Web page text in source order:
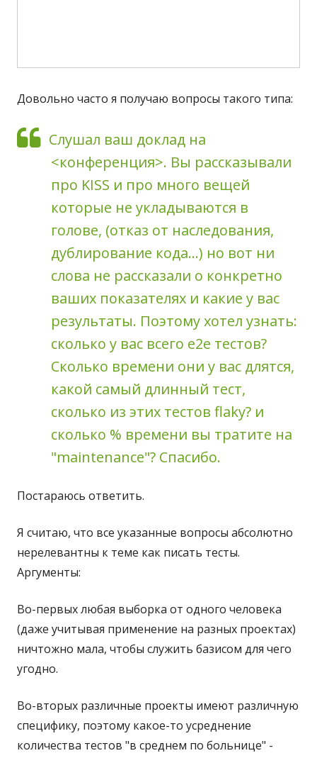
Довольно часто я получаю вопросы такого типа:
Слушал ваш доклад на
<конференция>. Вы рассказывали
про KISS и про много вещей
которые не укладываются в
голове, (отказ от наследования,
дублирование кода...) но вот ни
слова не рассказали о конкретно
ваших показателях и какие у вас
результаты. Поэтому хотел узнать:
сколько у вас всего e2e тестов?
Сколько времени они у вас длятся,
какой самый длинный тест,
сколько из этих тестов flaky? и
сколько % времени вы тратите на
"maintenance"? Спасибо.
Постараюсь ответить.
Я считаю, что все указанные вопросы абсолютно
нерелевантны к теме как писать тесты.
Аргументы:
Во-первых любая выборка от одного человека
(даже учитывая применение на разных проектах)
ничтожно мала, чтобы служить базисом для чего
угодно.
Во-вторых различные проекты имеют различную
специфику, поэтому какое-то усреднение
количества тестов "в среднем по больнице" -